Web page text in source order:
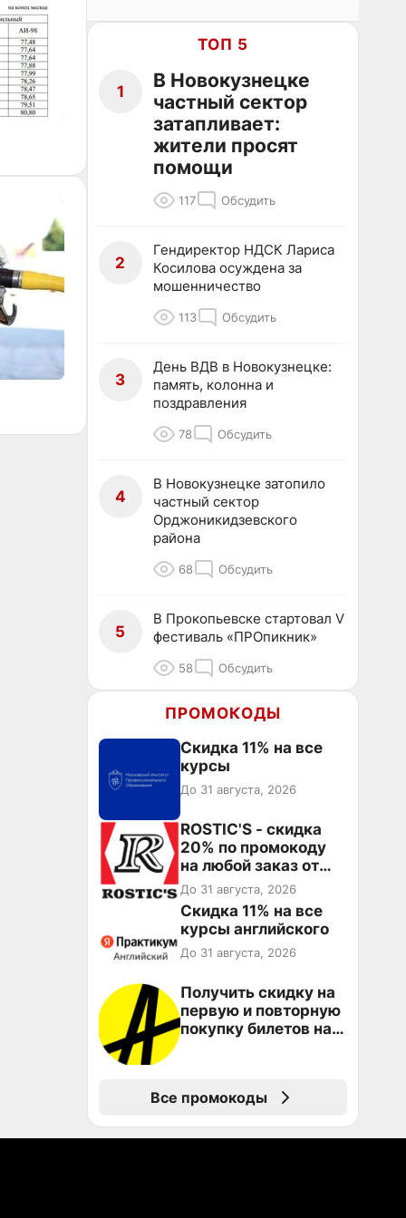
ТОП 5
1
В Новокузнецке
частный сектор
затапливает:
жители просят
помощи
117 Обсудить
2
Гендиректор НДСК Лариса
Косилова осуждена за
мошенничество
113 Обсудить
3
День ВДВ в Новокузнецке:
память, колонна и
поздравления
78 Обсудить
4
В Новокузнецке затопило
частный сектор
Орджоникидзевского
района
68 Обсудить
5
В Прокопьевске стартовал V
фестиваль «ПРОпикник»
58 Обсудить
ПРОМОКОДЫ
Скидка 11% на все
курсы
До 31 августа, 2026
ROSTIC'S - скидка
20% по промокоду
на любой заказ от
3199₽!
До 31 августа, 2026
Скидка 11% на все
курсы английского
До 31 августа, 2026
Получить скидку на
первую и повторную
покупку билетов на
Все промокоды